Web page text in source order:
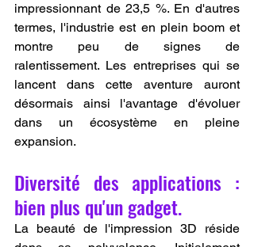
impressionnant de 23,5 %. En d'autres
termes, l'industrie est en plein boom et
montre peu de signes de
ralentissement. Les entreprises qui se
lancent dans cette aventure auront
désormais ainsi l'avantage d'évoluer
dans un écosystème en pleine
expansion.
Diversité des applications :
bien plus qu'un gadget.
La beauté de l'impression 3D réside